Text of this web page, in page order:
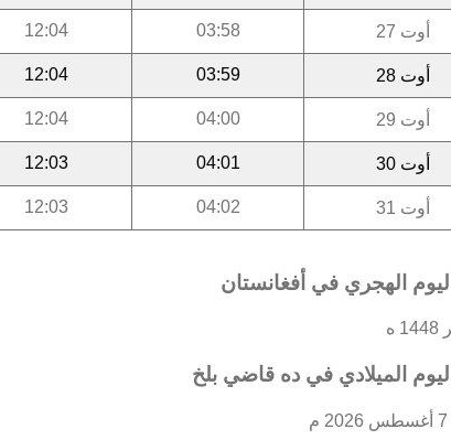
أوت 27 03:58
12:04
أوت 28 03:59
12:04
أوت 29 04:00
12:04
أوت 30 04:01
12:03
أوت 31 04:02
12:03
الهجري في أفغانستان
الميلادي في ده قاضي بلخ